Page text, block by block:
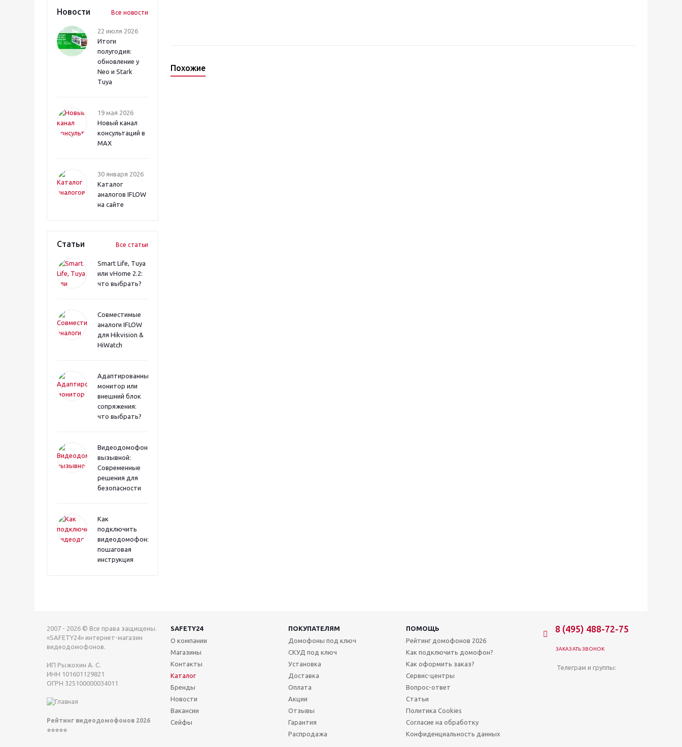
Новости Все новости
22 июля 2026
Итоги
полугодия:
обновление у
Neo и Stark
Tuya
19 мая 2026
Новый канал
консультаций в
MAX
30 января 2026
Каталог
аналогов IFLOW
на сайте
Статьи Все статьи
Smart Life, Tuya
или vHome 2.2:
что выбрать?
Совместимые
аналоги IFLOW
для Hikvision &
HiWatch
Адаптированный
монитор или
внешний блок
сопряжения:
что выбрать?
Видеодомофона
вызывной:
Современные
решения для
безопасности
Как
подключить
видеодомофон:
пошаговая
инструкция
Похожие
2007 - 2026 © Все права защищены.
«SAFETY24» интернет-магазин
видеодомофонов.
ИП Рыжохин А. С.
ИНН 101601129821
ОГРН 325100000034011
Рейтинг видеодомофонов 2026
⭐⭐⭐⭐⭐
SAFETY24 ПОКУПАТЕЛЯМ
ПОМОЩЬ
О компании
Магазины
Контакты
Каталог
Бренды
Новости
Вакансии
Сейфы
Домофоны под ключ
СКУД под ключ
Установка
Доставка
Оплата
Акции
Отзывы
Гарантия
Распродажа
Рейтинг домофонов 2026
Как подключить домофон?
Как оформить заказ?
Сервис-центры
Вопрос-ответ
Статьи
Политика Cookies
Согласие на обработку
Конфиденциальность данных
8 (495) 488-72-75
ЗАКАЗАТЬ ЗВОНОК
Телеграм и группы: